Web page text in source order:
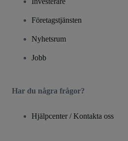
Företagstjänsten
Nyhetsrum
Jobb
Har du några frågor?
Hjälpcenter / Kontakta oss